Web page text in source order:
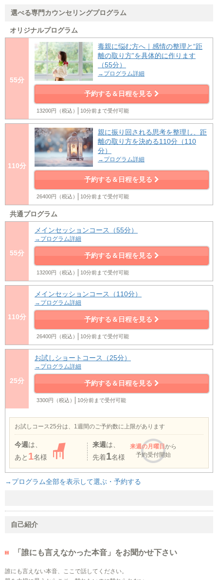
選べる専門カウンセリングプログラム
オリジナルプログラム
55分
毒親に悩む方へ｜感情の整理と“距
離の取り方”を具体的に作ります
（55分）
→プログラム詳細
予約する＆日程を見る
13200円（税込） 10分前まで受付可能
110分
親に振り回される思考を整理し、距
離の取り方を決める110分（110
分）
→プログラム詳細
予約する＆日程を見る
26400円（税込） 10分前まで受付可能
共通プログラム
55分
メインセッションコース（55分）
→プログラム詳細
予約する＆日程を見る
13200円（税込） 10分前まで受付可能
110分
メインセッションコース（110分）
→プログラム詳細
予約する＆日程を見る
26400円（税込） 10分前まで受付可能
25分
お試しショートコース（25分）
→プログラム詳細
予約する＆日程を見る
3300円（税込） 10分前まで受付可能
お試しコース25分は、1週間のご予約数に上限があります
今週 は、
あと 1名様
来週 は、
先着1名様
来週の月曜日から
予約受付開始
→プログラム全部を表示して選ぶ・予約する
自己紹介
「誰にも言えなかった本音」をお聞かせ下さい
誰にも言えない本音、ここで話してください。